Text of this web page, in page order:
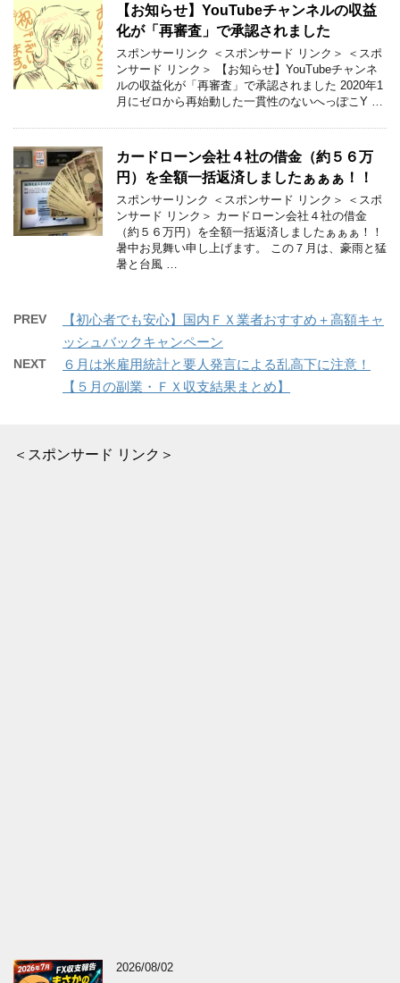
【お知らせ】YouTubeチャンネルの収益
化が「再審査」で承認されました
スポンサーリンク ＜スポンサード リンク＞ ＜スポ
ンサード リンク＞ 【お知らせ】YouTubeチャンネ
ルの収益化が「再審査」で承認されました 2020年1
月にゼロから再始動した一貫性のないへっぽこY …
カードローン会社４社の借金（約５６万
円）を全額一括返済しましたぁぁぁ！！
スポンサーリンク ＜スポンサード リンク＞ ＜スポ
ンサード リンク＞ カードローン会社４社の借金
（約５６万円）を全額一括返済しましたぁぁぁ！！
暑中お見舞い申し上げます。 この７月は、豪雨と猛
暑と台風 …
PREV
【初心者でも安心】国内ＦＸ業者おすすめ＋高額キャ
ッシュバックキャンペーン
NEXT
６月は米雇用統計と要人発言による乱高下に注意！
【５月の副業・ＦＸ収支結果まとめ】
＜スポンサード リンク＞
2026/08/02